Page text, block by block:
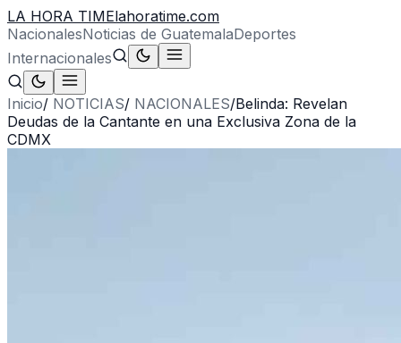
LA HORA TIMElahoratime.com
NacionalesNoticias de GuatemalaDeportes
Internacionales
Inicio/ NOTICIAS/ NACIONALES/Belinda: Revelan
Deudas de la Cantante en una Exclusiva Zona de la
CDMX